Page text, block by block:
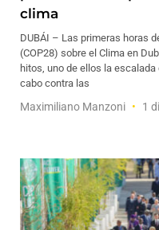
clima
DUBÁI – Las primeras horas
(COP28) sobre el Clima en
hitos, uno de ellos la
cabo contra las
Maximiliano Manzoni 1